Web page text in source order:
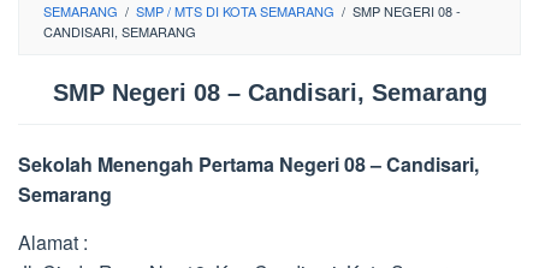
SEMARANG / SMP / MTS DI KOTA SEMARANG / SMP NEGERI 08 -
CANDISARI, SEMARANG
SMP Negeri 08 – Candisari, Semarang
Sekolah Menengah Pertama Negeri 08 – Candisari,
Semarang
Alamat :